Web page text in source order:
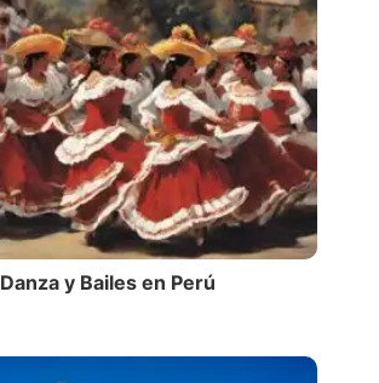
Danza y Bailes en Perú